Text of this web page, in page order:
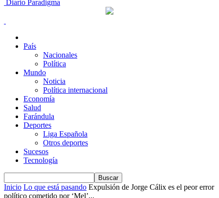
Diario Paradigma
País
Nacionales
Política
Mundo
Noticia
Política internacional
Economía
Salud
Farándula
Deportes
Liga Española
Otros deportes
Sucesos
Tecnología
Inicio Lo que está pasando Expulsión de Jorge Cálix es el peor error
político cometido por ‘Mel’...